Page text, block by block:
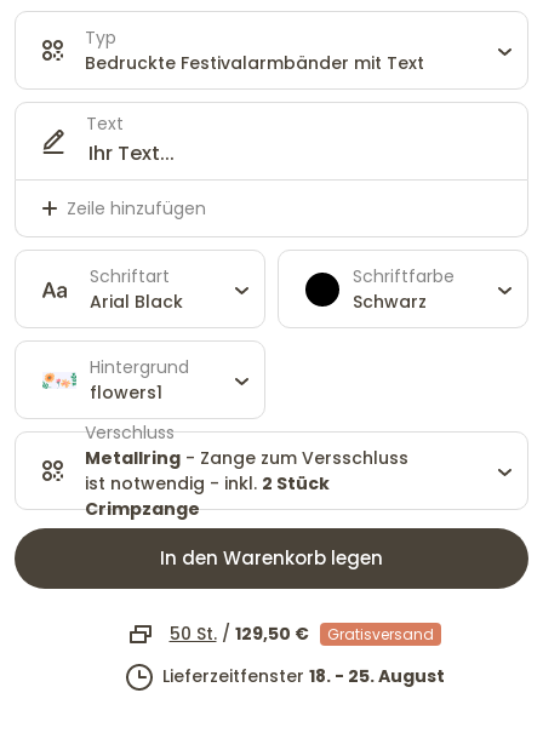
Typ
Bedruckte Festivalarmbänder mit Text
Text
Zeile hinzufügen
Schriftart
Arial Black
Schriftfarbe
Schwarz
Hintergrund
flowers1
Verschluss
Metallring - Zange zum Versschluss
ist notwendig - inkl. 2 Stück
Crimpzange
In den Warenkorb legen
50 St./ 129,50 € Gratisversand
Lieferzeitfenster 18. - 25. August